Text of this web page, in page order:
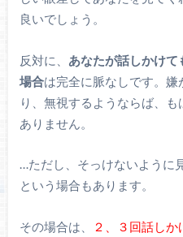
良いでしょう。
反対に、 あなたが話しかけ
場合は完全に脈なしです。嫌
り、無視するようならば、
ありません。
…ただし、そっけないように
という場合もあります。
その場合は、
２、３回話し